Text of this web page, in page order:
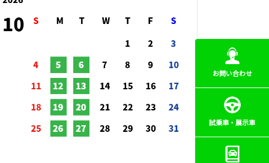
お問い合わせ
試乗車・展示車